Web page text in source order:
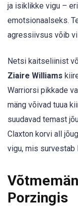
ja isiklikke vigu –
emotsionaalseks.
agressiivsus võib
Netsi kaitseliinist
Ziaire Williams
Warriorsi pikkade
mäng võivad tuua
suudavad temast
Claxton korvi all
vigu, mis survestab
Porzingis